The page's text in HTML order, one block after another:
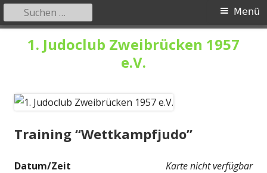
1. Judoclub Zweibrücken 1957
e.V.
Primäres
Menü
Menü
Suchen
nach:
Training “Wettkampfjudo”
Karte nicht verfügbar
Datum/Zeit